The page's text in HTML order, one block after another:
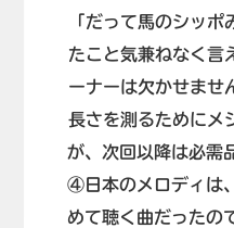
「だって馬のシッ
たこと気兼ねなく言
ーナーは欠かせませ
長さを測るためにメ
が、次回以降は必需
④日本のメロディは
めて聴く曲だったの